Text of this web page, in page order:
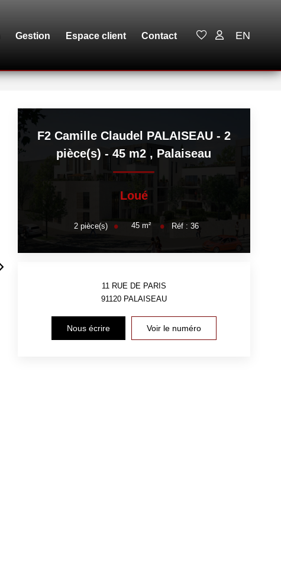
Gestion Espace client Contact EN
F2 Camille Claudel PALAISEAU - 2
pièce(s) - 45 m2 , Palaiseau
Loué
2 pièce(s) 45 m² Réf : 36
11 RUE DE PARIS
91120 PALAISEAU
Nous écrire Voir le numéro